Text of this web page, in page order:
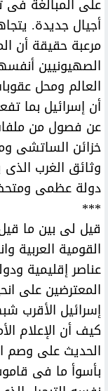
على المبالغة فى
أجيال جديدة.
مرعبة حقيقة أن
الصهيونيين
العالم ومحل
أن إسرائيل بما
عن فصول من
خزائن الساتشى
وثائق الغرب
دولة عظمى
***
قيل لى بين ما
القومية
عناصر إقليمية
المعترضين على
إسرائيل الأقرب
كيف أن الإعلام
الحديث على وصم
بأسوأ ما فى